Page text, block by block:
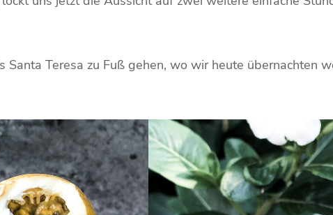
Teresa zu Fuß gehen, wo wir heute übernachten